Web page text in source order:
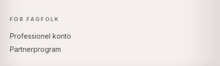
FOR FAGFOLK
Professionel konto
Partnerprogram